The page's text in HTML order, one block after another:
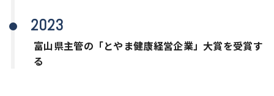
2023
富山県主管の「とやま健康経営企業」大賞を受賞す
る